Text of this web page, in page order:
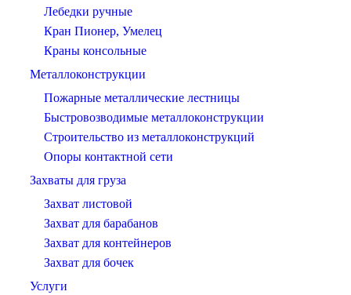
Лебедки ручные
Кран Пионер, Умелец
Краны консольные
Металлоконструкции
Пожарные металлические лестницы
Быстровозводимые металлоконструкции
Строительство из металлоконструкций
Опоры контактной сети
Захваты для груза
Захват листовой
Захват для барабанов
Захват для контейнеров
Захват для бочек
Услуги